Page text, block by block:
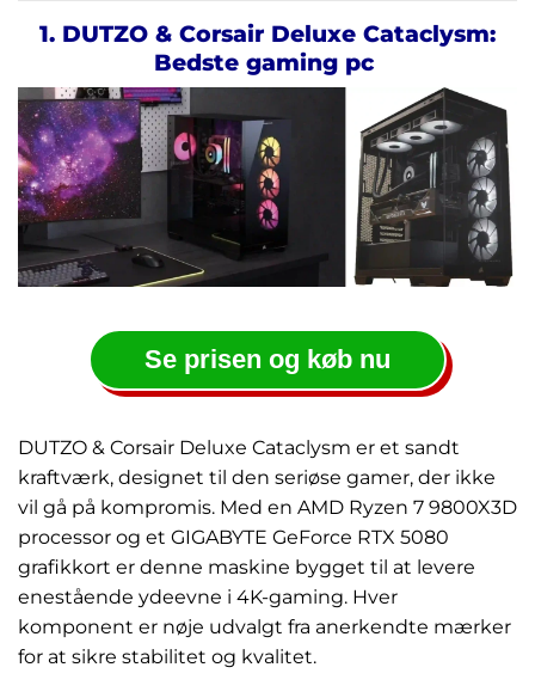
1. DUTZO & Corsair Deluxe Cataclysm:
Bedste gaming pc
Se prisen og køb nu
DUTZO & Corsair Deluxe Cataclysm er et sandt
kraftværk, designet til den seriøse gamer, der ikke
vil gå på kompromis. Med en AMD Ryzen 7 9800X3D
processor og et GIGABYTE GeForce RTX 5080
grafikkort er denne maskine bygget til at levere
enestående ydeevne i 4K-gaming. Hver
komponent er nøje udvalgt fra anerkendte mærker
for at sikre stabilitet og kvalitet.